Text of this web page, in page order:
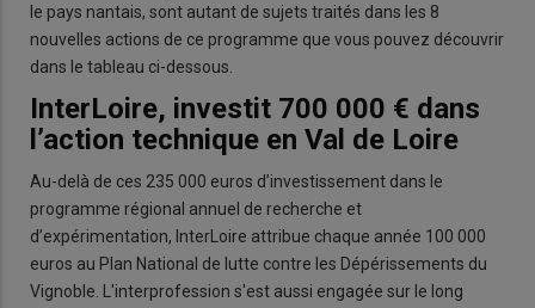
le pays nantais, sont autant de sujets traités dans les 8
nouvelles actions de ce programme que vous pouvez découvrir
dans le tableau ci-dessous.
InterLoire, investit 700 000 € dans
l’action technique en Val de Loire
Au-delà de ces 235 000 euros d’investissement dans le
programme régional annuel de recherche et
d’expérimentation, InterLoire attribue chaque année 100 000
euros au Plan National de lutte contre les Dépérissements du
Vignoble. L'interprofession s'est aussi engagée sur le long